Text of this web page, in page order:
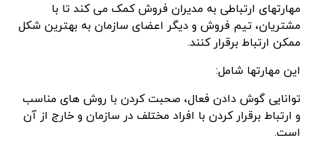
مهارتهای ارتباطی به مدیران فروش کمک می کند تا با
مشتریان، تیم فروش و دیگر اعضای سازمان به بهترین شکل
ممکن ارتباط برقرار کنند.
این مهارتها شامل:
توانایی گوش دادن فعال، صحبت کردن با روش های مناسب
و ارتباط برقرار کردن با افراد مختلف در سازمان و خارج از آن
است.